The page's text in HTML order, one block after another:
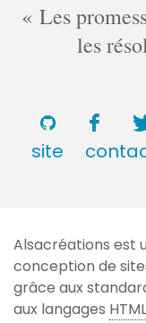
Les
les
site
Alsacréations est
conception de
grâce aux
aux langages HTML